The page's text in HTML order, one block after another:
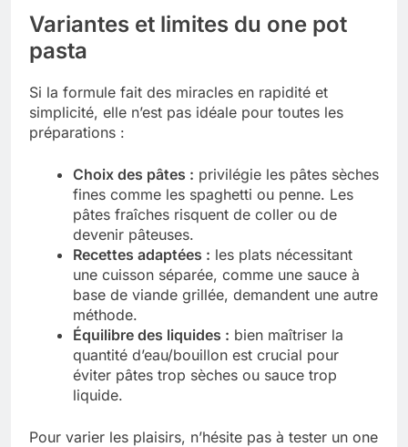
Variantes et limites du one pot
pasta
Si la formule fait des miracles en rapidité et
simplicité, elle n’est pas idéale pour toutes les
préparations :
Choix des pâtes : privilégie les pâtes sèches
fines comme les spaghetti ou penne. Les
pâtes fraîches risquent de coller ou de
devenir pâteuses.
Recettes adaptées : les plats nécessitant
une cuisson séparée, comme une sauce à
base de viande grillée, demandent une autre
méthode.
Équilibre des liquides : bien maîtriser la
quantité d’eau/bouillon est crucial pour
éviter pâtes trop sèches ou sauce trop
liquide.
Pour varier les plaisirs, n’hésite pas à tester un one